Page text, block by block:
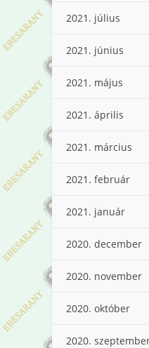
2021. július
2021. június
2021. május
2021. április
2021. március
2021. február
2021. január
2020. december
2020. november
2020. október
2020.